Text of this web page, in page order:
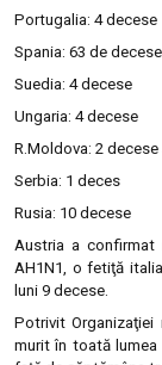
Portugalia: 4 decese
Spania: 63 de decese
Suedia: 4 decese
Ungaria: 4 decese
R.Moldova: 2
Serbia: 1 deces
Rusia: 10 decese
Austria a confirmat
AH1N1, o fetiţă
luni 9 decese.
Potrivit Organizaţiei
murit în toată lumea